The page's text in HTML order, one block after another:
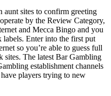
aunt sites to confirm greeting
by the Review Category,
and Mecca Bingo and you
Enter into the first put
so you’re able to guess full
sites. The latest Bar Gambling
establishment channels
players trying to new